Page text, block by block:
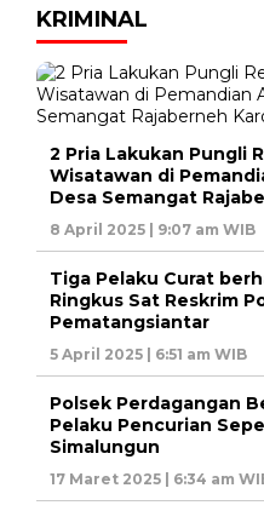
KRIMINAL
2 Pria Lakukan Pungli
Wisatawan di
Desa Semangat
8 April 2025 | 9:07 am WIB
Tiga Pelaku Curat
Ringkus Sat Reskrim
Pematangsiantar
5 April 2025 | 6:51 am WIB
Polsek Perdagangan
Pelaku Pencurian
Simalungun
17 Maret 2025 | 6:34 am